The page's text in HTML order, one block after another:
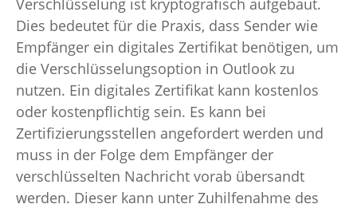
Verschlüsselung ist kryptografisch aufgebaut.
Dies bedeutet für die Praxis, dass Sender wie
Empfänger ein digitales Zertifikat benötigen, um
die Verschlüsselungsoption in Outlook zu
nutzen. Ein digitales Zertifikat kann kostenlos
oder kostenpflichtig sein. Es kann bei
Zertifizierungsstellen angefordert werden und
muss in der Folge dem Empfänger der
verschlüsselten Nachricht vorab übersandt
werden. Dieser kann unter Zuhilfenahme des